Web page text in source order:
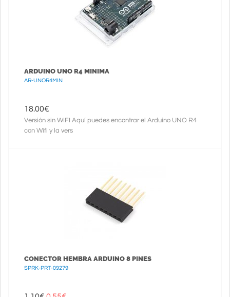
ARDUINO UNO R4 MINIMA
AR-UNOR4MIN
18.00€
Versión sin WIFI Aquí puedes encontrar el Arduino UNO R4
con Wifi y la vers
CONECTOR HEMBRA ARDUINO 8 PINES
SPRK-PRT-09279